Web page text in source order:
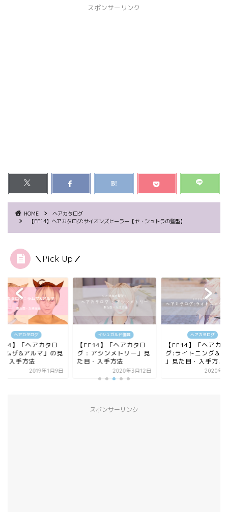
スポンサーリンク
HOME
ヘアカタログ
【FF14】ヘアカタログ:サイオンズヒーラー【ヤ・シュトラの髪型】
＼Pick Up／
ヘアカタログ
】「ヘアカタロ
ムザ&アルマ」の見
・入手方法
2019年1月9日
イシュガルド復興
【FF14】「ヘアカタロ
グ : アシンメトリー」見
た目・入手方法
2020年3月12日
ヘアカタログ
【FF14】「ヘアカ
グ:ライトニング&ス
」見た目・入手方...
2020年1
スポンサーリンク